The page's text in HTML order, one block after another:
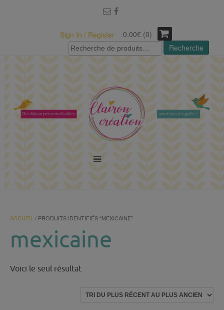
Sign In / Register
0.00€ (0)
Recherche
pour :
Recherche
ACCUEIL / PRODUITS IDENTIFIÉS “MEXICAINE”
mexicaine
Voici le seul résultat